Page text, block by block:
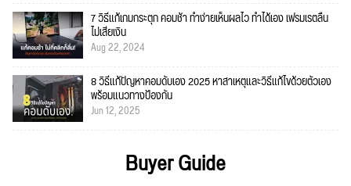
7 วิธีแก้เกมกระตุก คอมช้า ทำง่ายเห็นผลไว ทำได้เอง เฟรมเรตลื่น
ไม่เสียเงิน
Aug 22, 2024
8 วิธีแก้ปัญหาคอมดับเอง 2025 หาสาเหตุและวิธีแก้ไขด้วยตัวเอง
พร้อมแนวทางป้องกัน
Jun 12, 2025
Buyer Guide